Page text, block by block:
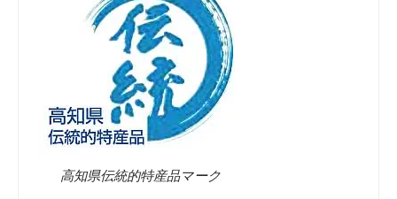
高知県伝統的特産品マーク